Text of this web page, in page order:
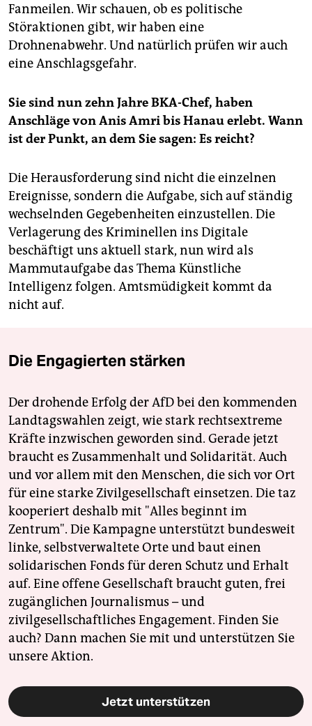
Fanmeilen. Wir schauen, ob es politische
Störaktionen gibt, wir haben eine
Drohnenabwehr. Und natürlich prüfen wir auch
eine Anschlagsgefahr.
Sie sind nun zehn Jahre BKA-Chef, haben
Anschläge von Anis Amri bis Hanau erlebt. Wann
ist der Punkt, an dem Sie sagen: Es reicht?
Die Herausforderung sind nicht die einzelnen
Ereignisse, sondern die Aufgabe, sich auf ständig
wechselnden Gegebenheiten einzustellen. Die
Verlagerung des Kriminellen ins Digitale
beschäftigt uns aktuell stark, nun wird als
Mammutaufgabe das Thema Künstliche
Intelligenz folgen. Amtsmüdigkeit kommt da
nicht auf.
Die Engagierten stärken
Der drohende Erfolg der AfD bei den kommenden
Landtagswahlen zeigt, wie stark rechtsextreme
Kräfte inzwischen geworden sind. Gerade jetzt
braucht es Zusammenhalt und Solidarität. Auch
und vor allem mit den Menschen, die sich vor Ort
für eine starke Zivilgesellschaft einsetzen. Die taz
kooperiert deshalb mit "Alles beginnt im
Zentrum". Die Kampagne unterstützt bundesweit
linke, selbstverwaltete Orte und baut einen
solidarischen Fonds für deren Schutz und Erhalt
auf. Eine offene Gesellschaft braucht guten, frei
zugänglichen Journalismus – und
zivilgesellschaftliches Engagement. Finden Sie
auch? Dann machen Sie mit und unterstützen Sie
unsere Aktion.
Jetzt unterstützen